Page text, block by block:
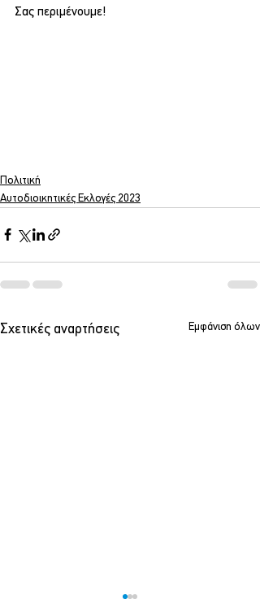
Σας περιμένουμε!
Πολιτική
Αυτοδιοικητικές Εκλογές 2023
Σχετικές αναρτήσεις Εμφάνιση όλων